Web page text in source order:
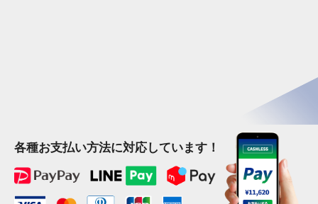
各種お支払い方法に対応しています！